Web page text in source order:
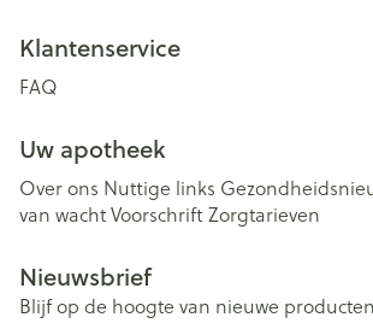
Klantenservice
FAQ
Uw apotheek
Over ons Nuttige links
van wachtVoorschriftZorgtarieven
Nieuwsbrief
Blijf op de hoogte van nieuwe